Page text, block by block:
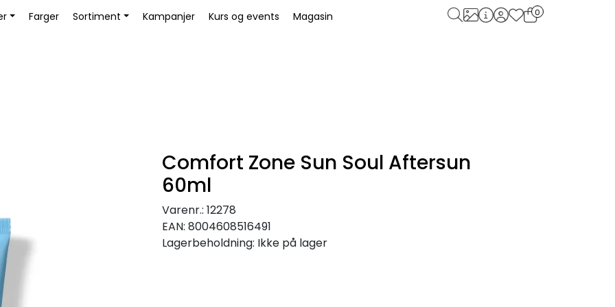
Bli Kunde / Logg inn
Farger Sortiment Kampanjer Kurs og events Magasin 0
Comfort Zone Sun Soul Aftersun
60ml
Varenr.: 12278
EAN: 8004608516491
Lagerbeholdning: Ikke på lager